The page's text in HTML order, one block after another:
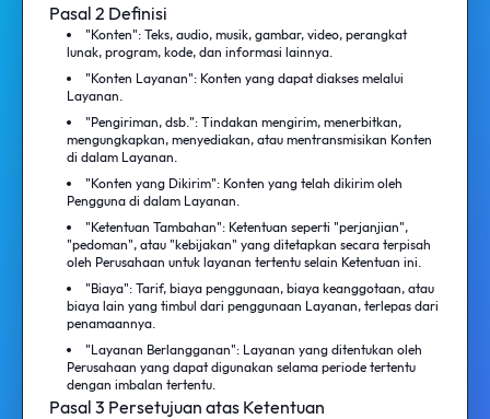
Pasal 2 Definisi
"Konten": Teks, audio, musik, gambar, video, perangkat
lunak, program, kode, dan informasi lainnya.
"Konten Layanan": Konten yang dapat diakses melalui
Layanan.
"Pengiriman, dsb.": Tindakan mengirim, menerbitkan,
mengungkapkan, menyediakan, atau mentransmisikan Konten
di dalam Layanan.
"Konten yang Dikirim": Konten yang telah dikirim oleh
Pengguna di dalam Layanan.
"Ketentuan Tambahan": Ketentuan seperti "perjanjian",
"pedoman", atau "kebijakan" yang ditetapkan secara terpisah
oleh Perusahaan untuk layanan tertentu selain Ketentuan ini.
"Biaya": Tarif, biaya penggunaan, biaya keanggotaan, atau
biaya lain yang timbul dari penggunaan Layanan, terlepas dari
penamaannya.
"Layanan Berlangganan": Layanan yang ditentukan oleh
Perusahaan yang dapat digunakan selama periode tertentu
dengan imbalan tertentu.
Pasal 3 Persetujuan atas Ketentuan